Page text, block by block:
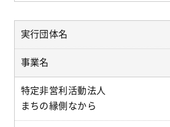
実行団体名
事業名
特定非営利活動法人
まちの縁側なから